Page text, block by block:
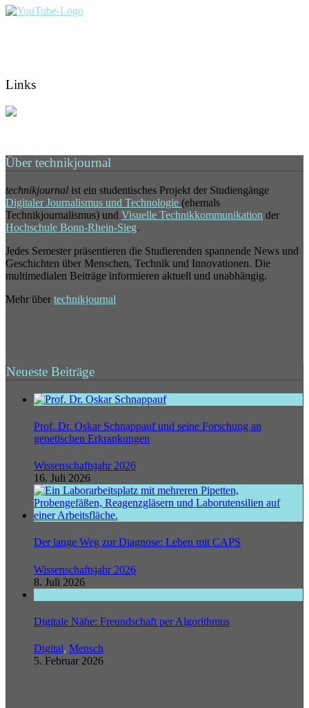
Links
Über technikjournal
technikjournal ist ein studentisches Projekt der Studiengänge
Digitaler Journalismus und Technologie (ehemals
Technikjournalismus) und Visuelle Technikkommunikation der
Hochschule Bonn-Rhein-Sieg.
Jedes Semester präsentieren die Studierenden spannende News und
Geschichten über Menschen, Technik und Innovationen. Die
multimedialen Beiträge informieren aktuell und unabhängig.
Mehr über technikjournal
Neueste Beiträge
Prof. Dr. Oskar Schnappauf und seine Forschung an
genetischen Erkrankungen
Wissenschaftsjahr 2026
16. Juli 2026
Der lange Weg zur Diagnose: Leben mit CAPS
Wissenschaftsjahr 2026
8. Juli 2026
Digitale Nähe: Freundschaft per Algorithmus
Digital, Mensch
5. Februar 2026